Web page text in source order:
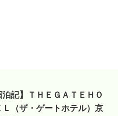
泊記】ＴＨＥＧＡＴＥＨＯ
Ｌ（ザ・ゲートホテル）京